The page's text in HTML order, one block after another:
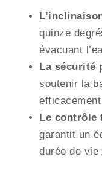
quinze
évacuant
La sécurité
soutenir la
Le contrôle
garantit un
durée de vie